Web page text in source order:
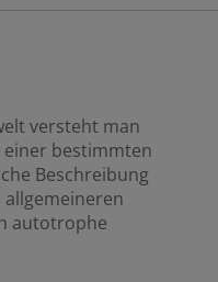
versteht man
bestimmten
Beschreibung
autotrophe